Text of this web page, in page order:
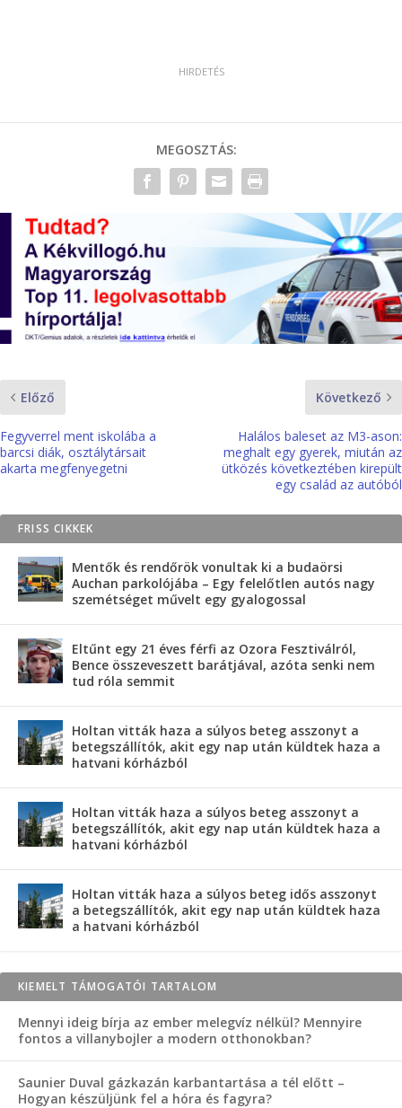
MEGOSZTÁS:
Előző
Fegyverrel ment iskolába a
barcsi diák, osztálytársait
akarta megfenyegetni
Következő
Halálos baleset az M3-ason:
meghalt egy gyerek, miután az
ütközés következtében kirepült
egy család az autóból
FRISS CIKKEK
Mentők és rendőrök vonultak ki a budaörsi
Auchan parkolójába – Egy felelőtlen autós nagy
szemétséget művelt egy gyalogossal
Eltűnt egy 21 éves férfi az Ozora Fesztiválról,
Bence összeveszett barátjával, azóta senki nem
tud róla semmit
Holtan vitták haza a súlyos beteg asszonyt a
betegszállítók, akit egy nap után küldtek haza a
hatvani kórházból
Holtan vitták haza a súlyos beteg asszonyt a
betegszállítók, akit egy nap után küldtek haza a
hatvani kórházból
Holtan vitták haza a súlyos beteg idős asszonyt
a betegszállítók, akit egy nap után küldtek haza
a hatvani kórházból
KIEMELT TÁMOGATÓI TARTALOM
Mennyi ideig bírja az ember melegvíz nélkül? Mennyire
fontos a villanybojler a modern otthonokban?
Saunier Duval gázkazán karbantartása a tél előtt –
Hogyan készüljünk fel a hóra és fagyra?